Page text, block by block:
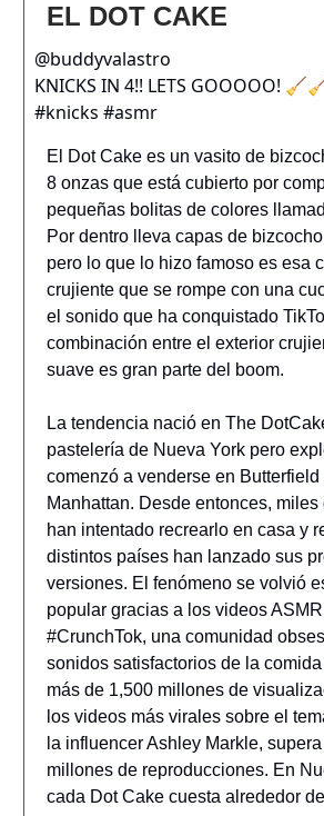
EL DOT CAKE
@buddyvalastro
KNICKS IN 4!! LETS GOOOOO!
#knicks #asmr
El Dot Cake es un vasito de
8 onzas que está cubierto por
pequeñas bolitas de colores
Por dentro lleva capas de
pero lo que lo hizo famoso es esa
crujiente que se rompe con una
el sonido que ha conquistado
combinación entre el exterior
suave es gran parte del boom.
La tendencia nació en The
pastelería de Nueva York pero
comenzó a venderse en Butterfield
Manhattan. Desde entonces,
han intentado recrearlo en casa y
distintos países han lanzado sus
versiones. El fenómeno se volvió
popular gracias a los videos
#CrunchTok, una comunidad
sonidos satisfactorios de la
más de 1,500 millones de
los videos más virales sobre el
la influencer Ashley Markle,
millones de reproducciones. En
cada Dot Cake cuesta alrededor